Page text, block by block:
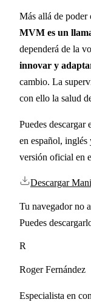
Más allá de poder
MVM es un
dependerá de la
innovar y
cambio. La
con ello la salud
Puedes
en español,
versión oficial en
Descargar
Tu navegador no
Puedes
R
Roger Fernández
Especialista en